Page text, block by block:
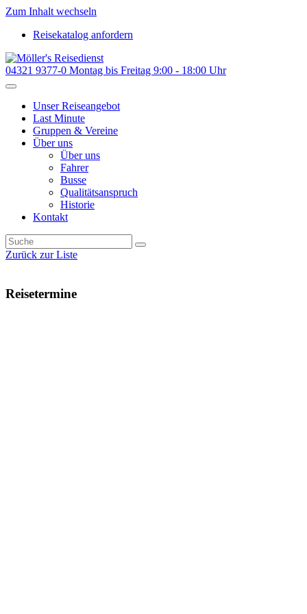
Zum Inhalt wechseln
Reisekatalog anfordern
04321 9377-0 Montag bis Freitag 9:00 - 18:00 Uhr
Unser Reiseangebot
Last Minute
Gruppen & Vereine
Über uns
Über uns
Fahrer
Busse
Qualitätsanspruch
Historie
Kontakt
Zurück zur Liste
Reisetermine